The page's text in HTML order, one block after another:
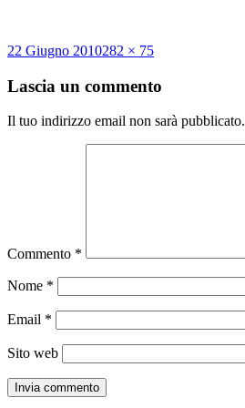
Scritto
22 Giugno 2010Dimensione
282 × 75
Lascia un commento
Il tuo indirizzo email non sarà pubblicato.
Commento *
Nome *
Email *
Sito web